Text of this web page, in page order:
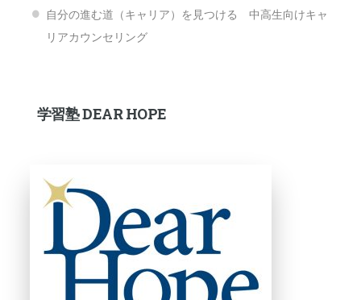
自分の進む道（キャリア）を見つける 中高生向けキャ
リアカウンセリング
学習塾 DEAR HOPE